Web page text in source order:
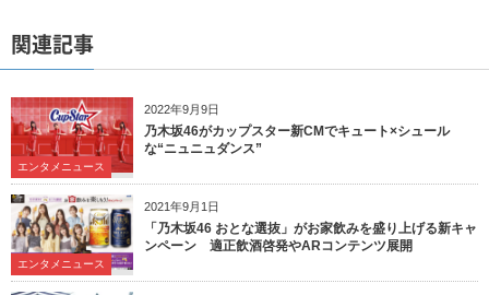
関連記事
2022年9月9日
エンタメニュース
乃木坂46がカップスター新CMでキュート×シュール
な“ニュニュダンス”
2021年9月1日
エンタメニュース
「乃木坂46 おとな選抜」がお家飲みを盛り上げる新キャ
ンペーン 適正飲酒啓発やARコンテンツ展開